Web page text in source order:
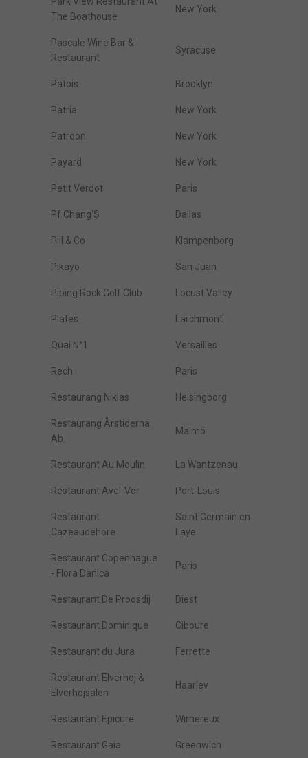
The Boathouse
New York
Pascale Wine Bar &
Restaurant
Syracuse
Patois Brooklyn
Patria New York
Patroon New York
Payard New York
Petit Verdot Paris
Pf Chang'S Dallas
Piil & Co Klampenborg
Pikayo San Juan
Piping Rock Golf Club Locust Valley
Plates Larchmont
Quai N°1 Versailles
Rech Paris
Restaurang Niklas Helsingborg
Restaurang Årstiderna
Ab.
Malmö
Restaurant Au Moulin La Wantzenau
Restaurant Avel-Vor Port-Louis
Restaurant
Cazeaudehore
Saint Germain en
Laye
Restaurant Copenhague
- Flora Danica
Paris
Restaurant De Proosdij Diest
Restaurant Dominique Ciboure
Restaurant du Jura Ferrette
Restaurant Elverhoj &
Elverhojsalen
Haarlev
Restaurant Epicure Wimereux
Restaurant Gaia Greenwich